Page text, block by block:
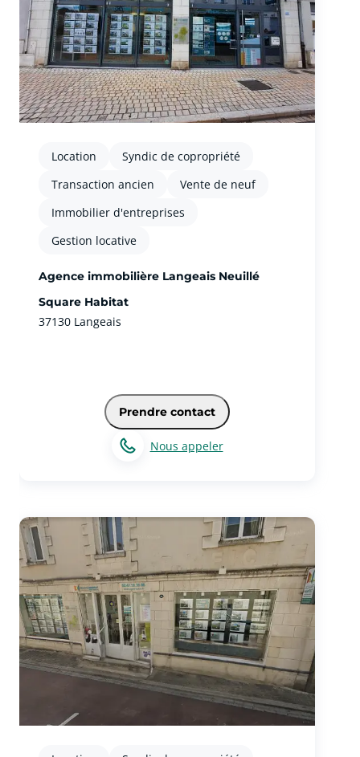
Location
Syndic de copropriété
Transaction ancien
Vente de neuf
Immobilier d'entreprises
Gestion locative
Agence immobilière Langeais Neuillé
Square Habitat
37130 Langeais
Prendre contact
Nous appeler